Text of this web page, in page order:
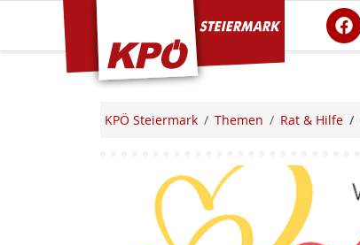
KPÖ Steiermark
KPÖ Steiermark Themen Rat & Hilfe